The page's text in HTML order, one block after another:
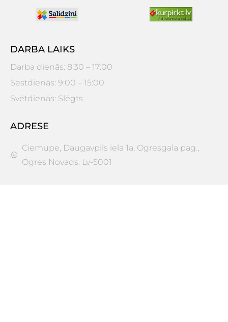
DARBA LAIKS
Darba dienās: 8:30 – 17:00
Sestdienās: 9:00 – 15:00
Svētdienās: Slēgts
ADRESE
Ciemupe, Daugavpils iela 1a, Ogresgala pag.,
Ogres Novads. Lv-5001